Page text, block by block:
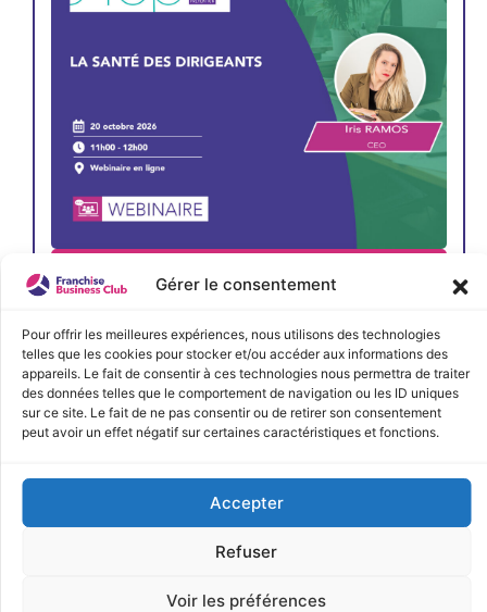
Gérer le consentement
Pour offrir les meilleures expériences, nous utilisons des technologies
telles que les cookies pour stocker et/ou accéder aux informations des
appareils. Le fait de consentir à ces technologies nous permettra de traiter
des données telles que le comportement de navigation ou les ID uniques
sur ce site. Le fait de ne pas consentir ou de retirer son consentement
peut avoir un effet négatif sur certaines caractéristiques et fonctions.
Accepter
Refuser
Voir les préférences